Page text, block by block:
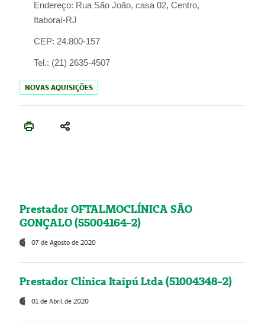
Endereço: Rua São João, casa 02, Centro,
Itaboraí-RJ
CEP: 24.800-157
Tel.: (21) 2635-4507
NOVAS AQUISIÇÕES
Prestador OFTALMOCLÍNICA SÃO
GONÇALO (55004164-2)
07 de Agosto de 2020
Prestador Clínica Itaipú Ltda (51004348-2)
01 de Abril de 2020